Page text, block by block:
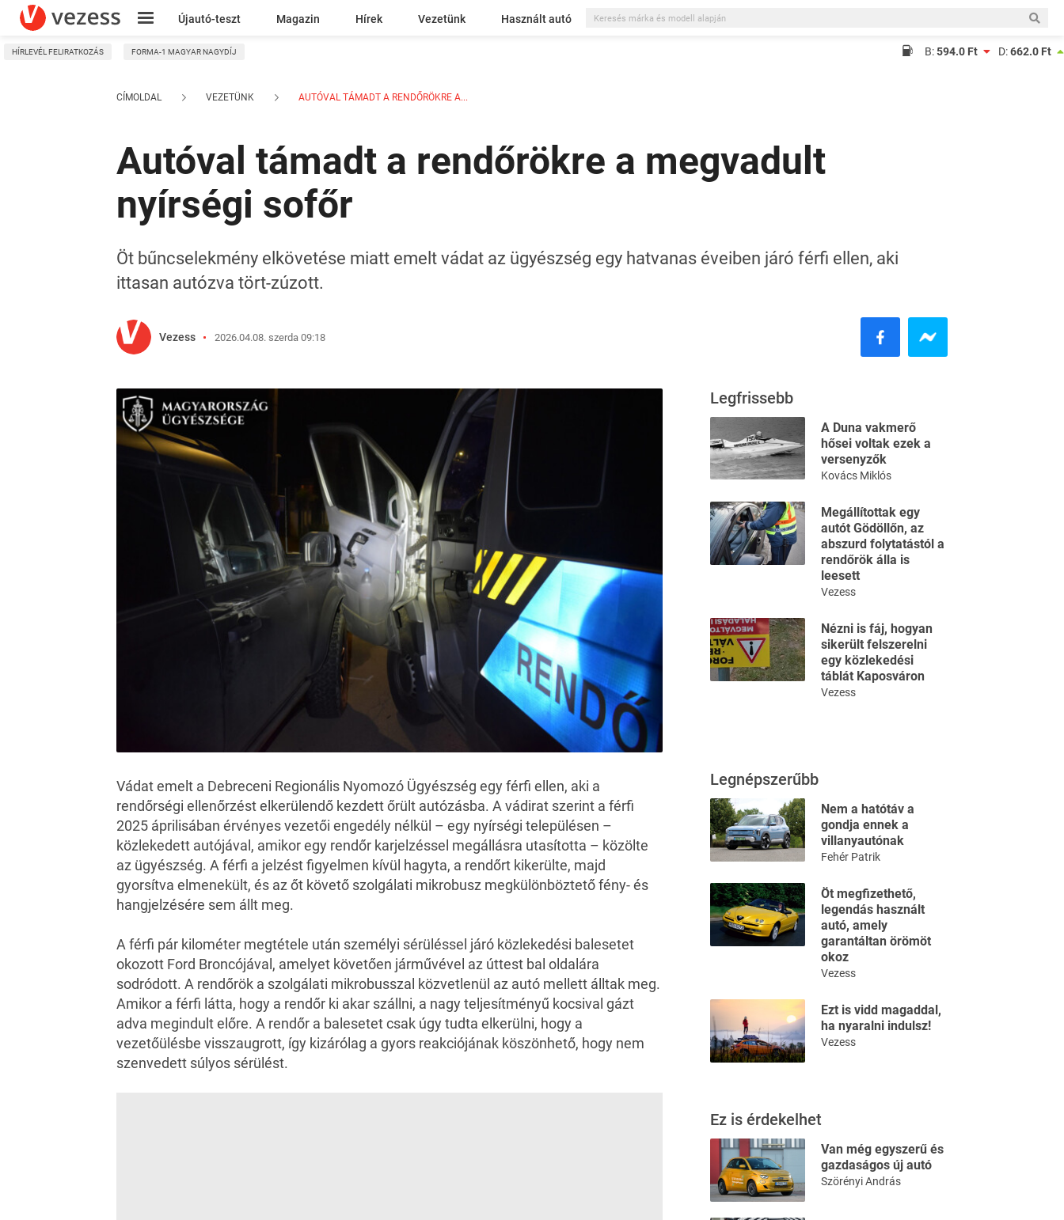
Újautó-teszt Magazin Hírek Vezetünk Használt autó
Kresz
HÍRLEVÉL FELIRATKOZÁS FORMA-1 MAGYAR NAGYDÍJ B:594.0 Ft D:662.0 Ft
CÍMOLDAL VEZETÜNK AUTÓVAL TÁMADT A RENDŐRÖKRE A...
Autóval támadt a rendőrökre a megvadult
nyírségi sofőr
Öt bűncselekmény elkövetése miatt emelt vádat az ügyészség egy hatvanas éveiben járó férfi ellen, aki
ittasan autózva tört-zúzott.
Vezess 2026.04.08. szerda 09:18
Vádat emelt a Debreceni Regionális Nyomozó Ügyészség egy férfi ellen, aki a
rendőrségi ellenőrzést elkerülendő kezdett őrült autózásba. A vádirat szerint a férfi
2025 áprilisában érvényes vezetői engedély nélkül – egy nyírségi településen –
közlekedett autójával, amikor egy rendőr karjelzéssel megállásra utasította – közölte
az ügyészség. A férfi a jelzést figyelmen kívül hagyta, a rendőrt kikerülte, majd
gyorsítva elmenekült, és az őt követő szolgálati mikrobusz megkülönböztető fény- és
hangjelzésére sem állt meg.
A férfi pár kilométer megtétele után személyi sérüléssel járó közlekedési balesetet
okozott Ford Broncójával, amelyet követően járművével az úttest bal oldalára
sodródott. A rendőrök a szolgálati mikrobusszal közvetlenül az autó mellett álltak meg.
Amikor a férfi látta, hogy a rendőr ki akar szállni, a nagy teljesítményű kocsival gázt
adva megindult előre. A rendőr a balesetet csak úgy tudta elkerülni, hogy a
vezetőülésbe visszaugrott, így kizárólag a gyors reakciójának köszönhető, hogy nem
szenvedett súlyos sérülést.
Legfrissebb
A Duna vakmerő
hősei voltak ezek a
versenyzők
Kovács Miklós
Megállítottak egy
autót Gödöllőn, az
abszurd folytatástól a
rendőrök álla is
leesett
Vezess
Nézni is fáj, hogyan
sikerült felszerelni
egy közlekedési
táblát Kaposváron
Vezess
Legnépszerűbb
Nem a hatótáv a
gondja ennek a
villanyautónak
Fehér Patrik
Öt megfizethető,
legendás használt
autó, amely
garantáltan örömöt
okoz
Vezess
Ezt is vidd magaddal,
ha nyaralni indulsz!
Vezess
Ez is érdekelhet
Van még egyszerű és
gazdaságos új autó
Szörényi András